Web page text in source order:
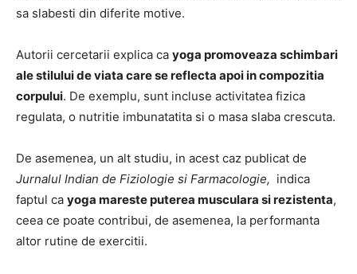
sa slabesti din diferite motive.
Autorii cercetarii explica ca yoga promoveaza schimbari
ale stilului de viata care se reflecta apoi in compozitia
corpului. De exemplu, sunt incluse activitatea fizica
regulata, o nutritie imbunatatita si o masa slaba crescuta.
De asemenea, un alt studiu, in acest caz publicat de
Jurnalul Indian de Fiziologie si Farmacologie, indica
faptul ca yoga mareste puterea musculara si rezistenta,
ceea ce poate contribui, de asemenea, la performanta
altor rutine de exercitii.